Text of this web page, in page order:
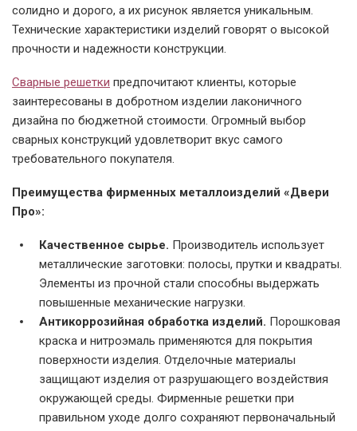
солидно и дорого, а их рисунок является уникальным.
Технические характеристики изделий говорят о высокой
прочности и надежности конструкции.
Сварные решетки предпочитают клиенты, которые
заинтересованы в добротном изделии лаконичного
дизайна по бюджетной стоимости. Огромный выбор
сварных конструкций удовлетворит вкус самого
требовательного покупателя.
Преимущества фирменных металлоизделий «Двери
Про»:
Качественное сырье. Производитель использует
металлические заготовки: полосы, прутки и квадраты.
Элементы из прочной стали способны выдержать
повышенные механические нагрузки.
Антикоррозийная обработка изделий. Порошковая
краска и нитроэмаль применяются для покрытия
поверхности изделия. Отделочные материалы
защищают изделия от разрушающего воздействия
окружающей среды. Фирменные решетки при
правильном уходе долго сохраняют первоначальный